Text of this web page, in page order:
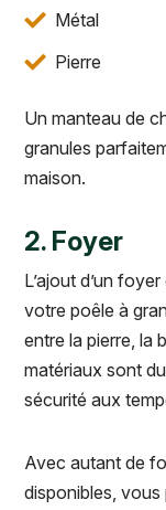
Métal
Pierre
Un manteau de
granules
maison.
2. Foyer
L’ajout d’un
votre poêle à
entre la pierre, la
matériaux sont
sécurité aux
Avec autant de
disponibles,